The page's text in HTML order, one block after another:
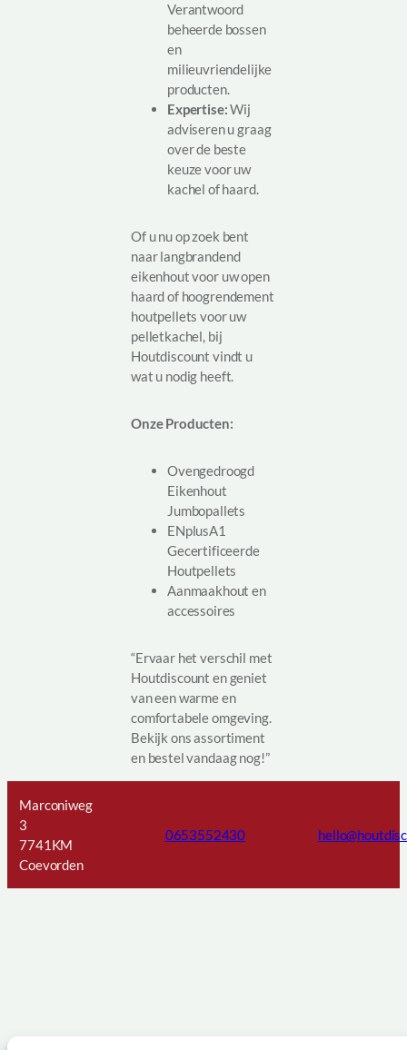
Verantwoord
beheerde bossen
en
milieuvriendelijke
producten.
Expertise:Wij
adviseren u graag
over de beste
keuze voor uw
kachel of haard.
Of u nu op zoek bent
naar langbrandend
eikenhout voor uw open
haard of hoogrendement
houtpellets voor uw
pelletkachel, bij
Houtdiscount vindt u
wat u nodig heeft.
Onze Producten:
Ovengedroogd
Eikenhout
Jumbopallets
ENplusA1
Gecertificeerde
Houtpellets
Aanmaakhout en
accessoires
“Ervaar het verschil met
Houtdiscount en geniet
van een warme en
comfortabele omgeving.
Bekijk ons assortiment
en bestel vandaag nog!”
Marconiweg
3
7741KM
Coevorden
0653552430